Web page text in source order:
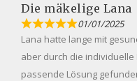
Die mäkelige Lana
01/01/2025
Lana hatte lange mit
aber durch die
passende Lösung